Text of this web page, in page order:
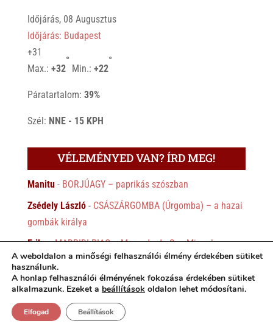
Időjárás, 08 Augusztus
Időjárás: Budapest
+31
Max.: +32
°
Min.: +22
°
Páratartalom: 39%
Szél: NNE - 15 KPH
VÉLEMÉNYED VAN? ÍRD MEG!
Manitu- BORJÚAGY – paprikás szószban
Zsédely László- CSÁSZÁRGOMBA (Úrgomba) – a hazai
gombák királya
Erika-MADRIDI PIAC – Mercado de San Miguel
Dr. Farkas Ágnes
INDIA KONYHÁJA – az ezerízű India
változatos ételei (É-D)
Vinczeffy Zsolt-AMBRUS LAJOS: Dr. Csávossy György
erdélyi borász, költő
A weboldalon a minőségi felhasználói élmény érdekében sütiket
használunk.
A honlap felhasználói élményének fokozása érdekében sütiket
alkalmazunk. Ezeket a beállítások oldalon lehet módosítani.
Elfogad Beállítások